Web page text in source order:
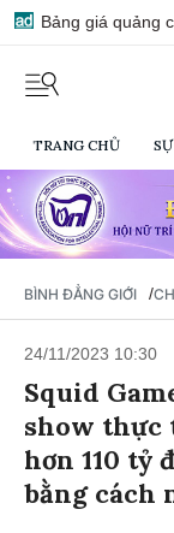
Bảng giá quảng
TRANG CHỦ
BÌNH ĐẲNG GIỚI /
24/11/2023 10:30
Squid
show thực
hơn 110 tỷ
bằng cách